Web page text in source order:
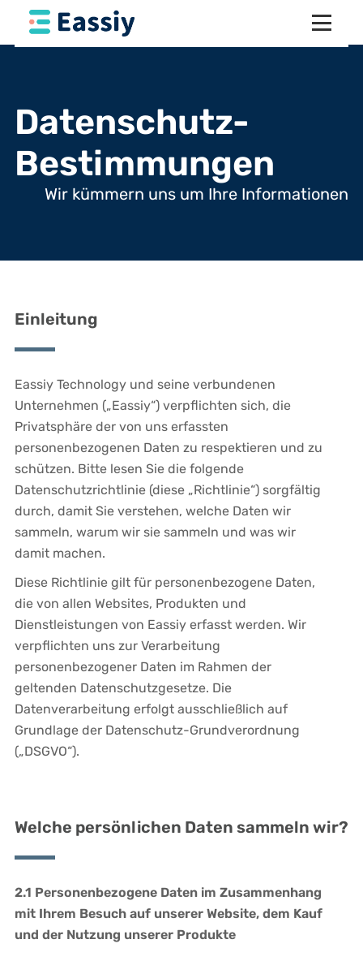
Datenschutz-
Bestimmungen
Wir kümmern uns um Ihre Informationen
Einleitung
Eassiy Technology und seine verbundenen
Unternehmen („Eassiy“) verpflichten sich, die
Privatsphäre der von uns erfassten
personenbezogenen Daten zu respektieren und zu
schützen. Bitte lesen Sie die folgende
Datenschutzrichtlinie (diese „Richtlinie“) sorgfältig
durch, damit Sie verstehen, welche Daten wir
sammeln, warum wir sie sammeln und was wir
damit machen.
Diese Richtlinie gilt für personenbezogene Daten,
die von allen Websites, Produkten und
Dienstleistungen von Eassiy erfasst werden. Wir
verpflichten uns zur Verarbeitung
personenbezogener Daten im Rahmen der
geltenden Datenschutzgesetze. Die
Datenverarbeitung erfolgt ausschließlich auf
Grundlage der Datenschutz-Grundverordnung
(„DSGVO“).
Welche persönlichen Daten sammeln wir?
2.1 Personenbezogene Daten im Zusammenhang
mit Ihrem Besuch auf unserer Website, dem Kauf
und der Nutzung unserer Produkte